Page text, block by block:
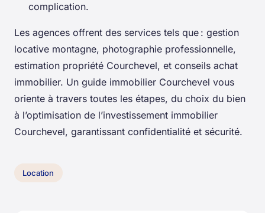
complication.
Les agences offrent des services tels que : gestion
locative montagne, photographie professionnelle,
estimation propriété Courchevel, et conseils achat
immobilier. Un guide immobilier Courchevel vous
oriente à travers toutes les étapes, du choix du bien
à l’optimisation de l’investissement immobilier
Courchevel, garantissant confidentialité et sécurité.
Location